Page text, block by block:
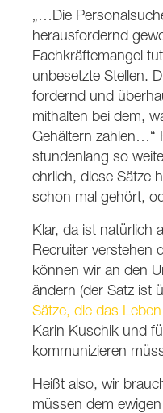
„…Die
herausfordernd
Fachkräftemangel
unbesetzte Stellen.
fordernd und
mithalten bei dem,
Gehältern zahlen…“
stundenlang so
ehrlich, diese Sätze
schon mal gehört,
Klar, da ist natürlich
Recruiter verstehen
können wir an den
ändern (der Satz ist
Sätze, die das
Karin Kuschik und
kommunizieren
Heißt also, wir
müssen dem